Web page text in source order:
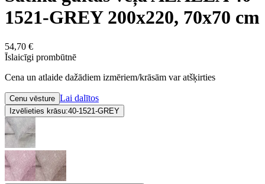
1521-GREY 200x220, 70x70 cm
54,70 €
Īslaicīgi prombūtnē
Cena un atlaide dažādiem izmēriem/krāsām var atšķirties
Cenu vēsture Lai dalītos
Izvēlieties krāsu:40-1521-GREY